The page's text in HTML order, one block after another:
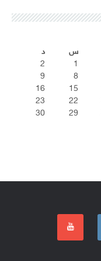
س
د
1
2
8
9
15
16
22
23
29
30